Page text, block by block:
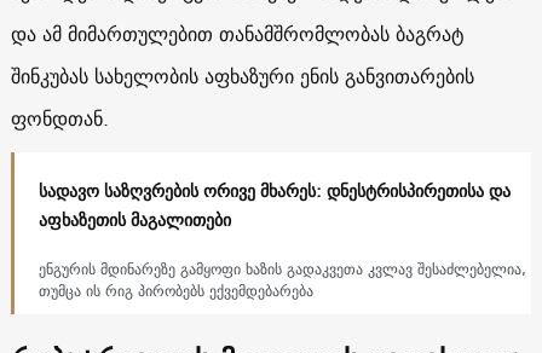
და ამ მიმართულებით თანამშრომლობას ბაგრატ
შინკუბას სახელობის აფხაზური ენის განვითარების
ფონდთან.
სადავო საზღვრების ორივე მხარეს: დნესტრისპირეთისა და
აფხაზეთის მაგალითები
ენგურის მდინარეზე გამყოფი ხაზის გადაკვეთა კვლავ შესაძლებელია,
თუმცა ის რიგ პირობებს ექვემდებარება